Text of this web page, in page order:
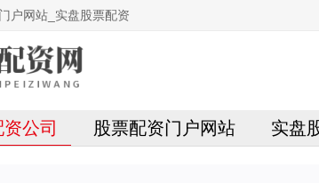
户网站_实盘股票配资
公司 股票配资门户网站 实盘